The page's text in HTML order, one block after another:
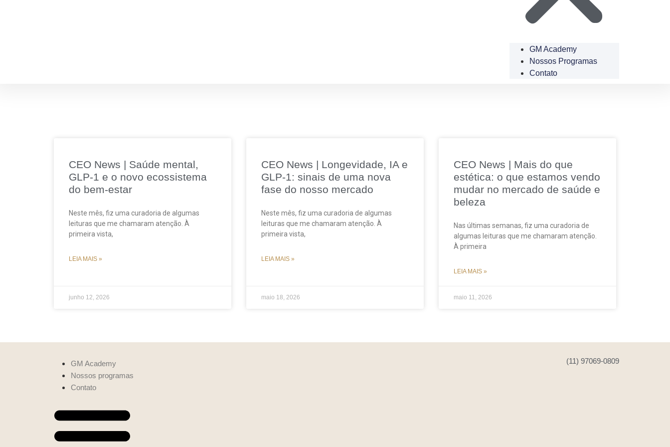
GM Academy
Nossos Programas
Contato
CEO News | Saúde mental,
GLP-1 e o novo ecossistema
do bem-estar
Neste mês, fiz uma curadoria de algumas
leituras que me chamaram atenção. À
primeira vista,
LEIA MAIS »
junho 12, 2026
CEO News | Longevidade, IA e
GLP-1: sinais de uma nova
fase do nosso mercado
Neste mês, fiz uma curadoria de algumas
leituras que me chamaram atenção. À
primeira vista,
LEIA MAIS »
maio 18, 2026
CEO News | Mais do que
estética: o que estamos vendo
mudar no mercado de saúde e
beleza
Nas últimas semanas, fiz uma curadoria de
algumas leituras que me chamaram atenção.
À primeira
LEIA MAIS »
maio 11, 2026
GM Academy
Nossos programas
Contato
(11) 97069-0809